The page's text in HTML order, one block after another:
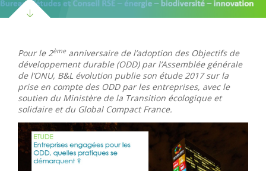
Pour le 2èmeanniversaire de l’adoption des Objectifs de
développement durable (ODD) par l’Assemblée générale
de l’ONU, B&L évolution publie son étude 2017 sur la
prise en compte des ODD par les entreprises, avec le
soutien du Ministère de la Transition écologique et
solidaire et du Global Compact France.